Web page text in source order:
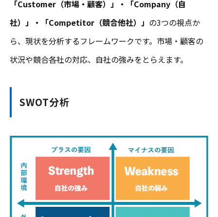
「Customer（市場・顧客）」・「Company（自
社）」・「Competitor（競合他社）」 の3つの視点か
ら、現状を分析するフレームワークです。市場・顧客の
状況や競合各社の対応、自社の強みをとらえます。
SWOT分析